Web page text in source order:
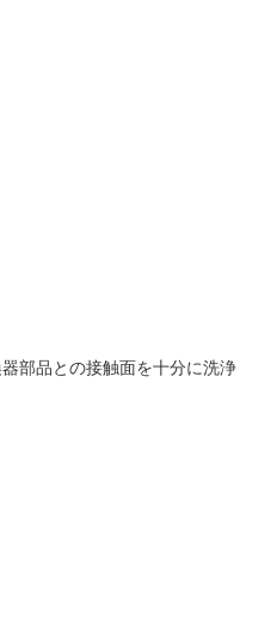
部品との接触面を十分に洗浄